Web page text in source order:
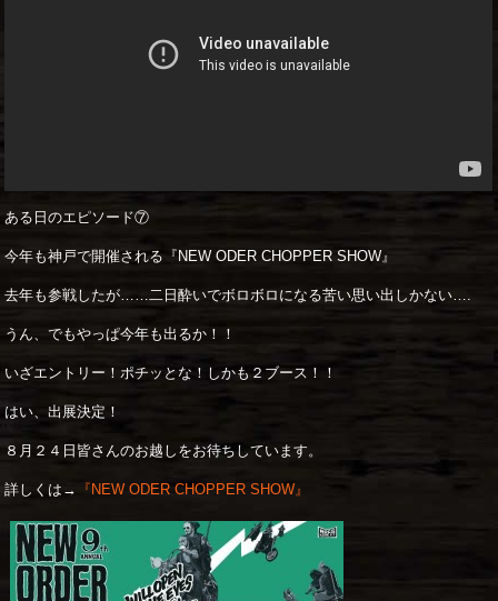
ある日のエピソード⑦
今年も神戸で開催される『NEW ODER CHOPPER SHOW』
去年も参戦したが……二日酔いでボロボロになる苦い思い出しかない….
うん、でもやっぱ今年も出るか！！
いざエントリー！ポチッとな！しかも２ブース！！
はい、出展決定！
８月２４日皆さんのお越しをお待ちしています。
詳しくは→ 『NEW ODER CHOPPER SHOW』